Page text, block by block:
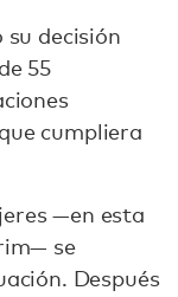
decisión
55
cumpliera
—en esta
se
Después